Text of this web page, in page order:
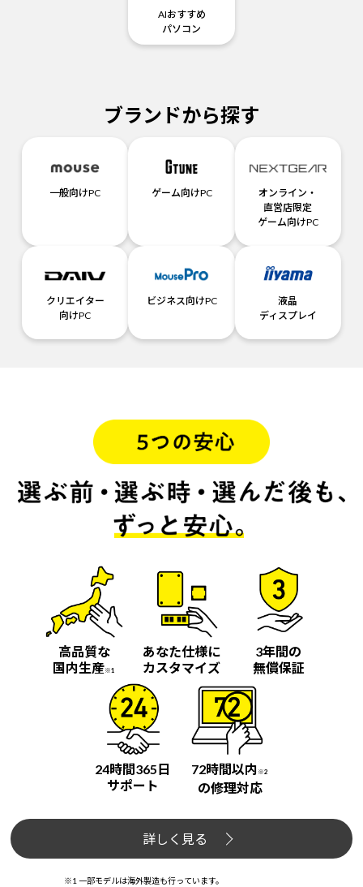
AIおすすめ
パソコン
ブランドから探す
一般向けPC ゲーム向けPC
オンライン・
直営店限定
ゲーム向けPC
クリエイター
向けPC
ビジネス向けPC
液晶
ディスプレイ
高品質な
国内生産※1
あなた仕様に
カスタマイズ
3年間の
無償保証
24時間365日
サポート
72時間以内 ※2
の修理対応
詳しく見る
※1 一部モデルは海外製造も行っています。